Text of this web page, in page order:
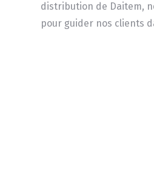
distribution de Daitem,
pour guider nos clients